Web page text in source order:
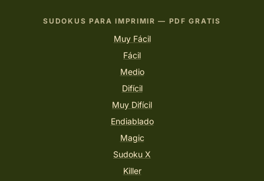
SUDOKUS PARA IMPRIMIR — PDF GRATIS
Muy Fácil
Fácil
Medio
Difícil
Muy Difícil
Endiablado
Magic
Sudoku X
Killer